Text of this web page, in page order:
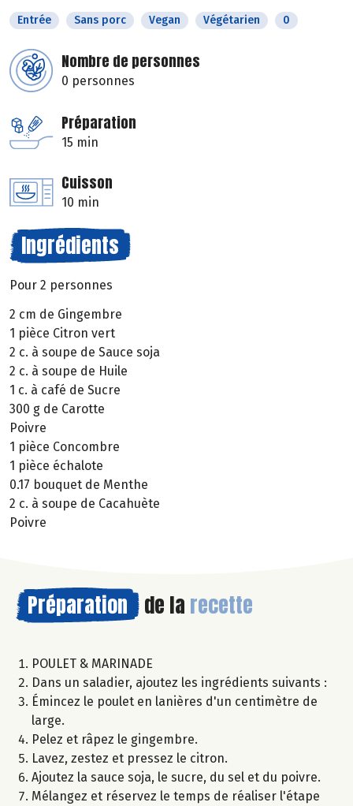
Entrée Sans porc Vegan Végétarien 0
Nombre de personnes
0 personnes
Préparation
15 min
Cuisson
10 min
Ingrédients
Pour 2 personnes
2 cm de Gingembre
1 pièce Citron vert
2 c. à soupe de Sauce soja
2 c. à soupe de Huile
1 c. à café de Sucre
300 g de Carotte
Poivre
1 pièce Concombre
1 pièce échalote
0.17 bouquet de Menthe
2 c. à soupe de Cacahuète
Poivre
Préparation de la recette
POULET & MARINADE
Dans un saladier, ajoutez les ingrédients suivants :
Émincez le poulet en lanières d'un centimètre de
large.
Pelez et râpez le gingembre.
Lavez, zestez et pressez le citron.
Ajoutez la sauce soja, le sucre, du sel et du poivre.
Mélangez et réservez le temps de réaliser l'étape